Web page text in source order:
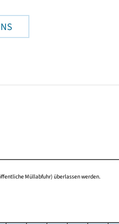
Müllabfuhr) überlassen werden.